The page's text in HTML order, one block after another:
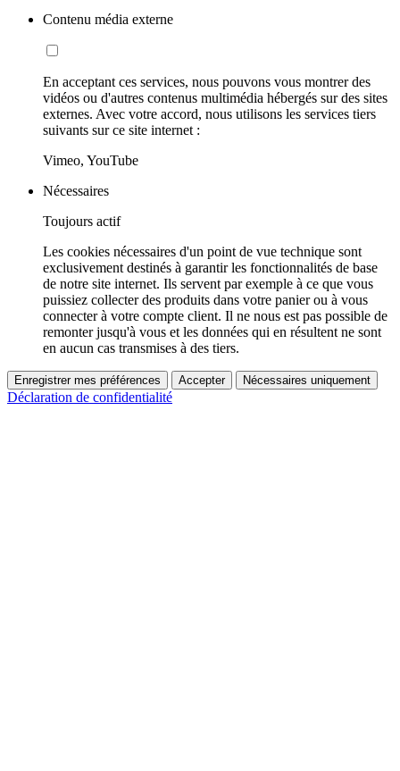
Contenu média externe
En acceptant ces services, nous pouvons vous montrer des
vidéos ou d'autres contenus multimédia hébergés sur des sites
externes. Avec votre accord, nous utilisons les services tiers
suivants sur ce site internet :
Vimeo, YouTube
Nécessaires
Toujours actif
Les cookies nécessaires d'un point de vue technique sont
exclusivement destinés à garantir les fonctionnalités de base
de notre site internet. Ils servent par exemple à ce que vous
puissiez collecter des produits dans votre panier ou à vous
connecter à votre compte client. Il ne nous est pas possible de
remonter jusqu'à vous et les données qui en résultent ne sont
en aucun cas transmises à des tiers.
Enregistrer mes préférences Accepter Nécessaires uniquement
Déclaration de confidentialité